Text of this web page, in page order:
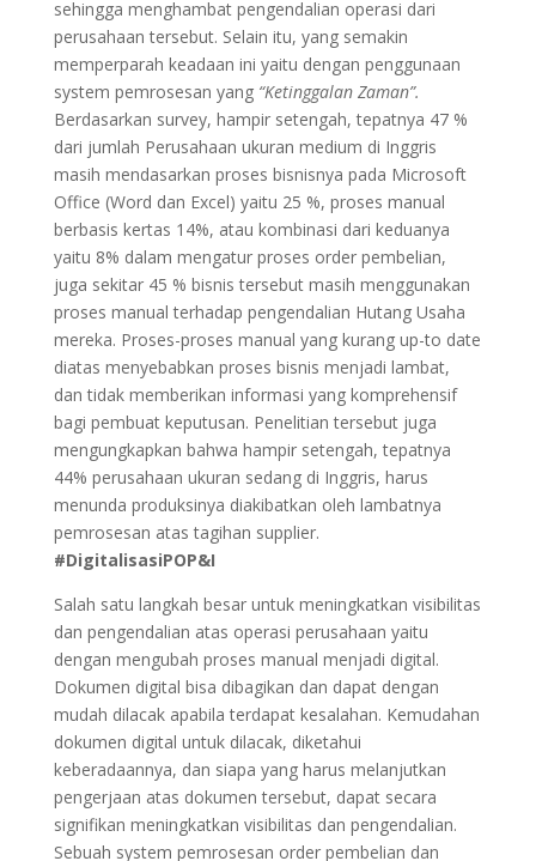
sehingga menghambat pengendalian operasi dari
perusahaan tersebut. Selain itu, yang semakin
memperparah keadaan ini yaitu dengan penggunaan
system pemrosesan yang “Ketinggalan Zaman”.
Berdasarkan survey, hampir setengah, tepatnya 47 %
dari jumlah Perusahaan ukuran medium di Inggris
masih mendasarkan proses bisnisnya pada Microsoft
Office (Word dan Excel) yaitu 25 %, proses manual
berbasis kertas 14%, atau kombinasi dari keduanya
yaitu 8% dalam mengatur proses order pembelian,
juga sekitar 45 % bisnis tersebut masih menggunakan
proses manual terhadap pengendalian Hutang Usaha
mereka. Proses-proses manual yang kurang up-to date
diatas menyebabkan proses bisnis menjadi lambat,
dan tidak memberikan informasi yang komprehensif
bagi pembuat keputusan. Penelitian tersebut juga
mengungkapkan bahwa hampir setengah, tepatnya
44% perusahaan ukuran sedang di Inggris, harus
menunda produksinya diakibatkan oleh lambatnya
pemrosesan atas tagihan supplier.
#DigitalisasiPOP&I
Salah satu langkah besar untuk meningkatkan visibilitas
dan pengendalian atas operasi perusahaan yaitu
dengan mengubah proses manual menjadi digital.
Dokumen digital bisa dibagikan dan dapat dengan
mudah dilacak apabila terdapat kesalahan. Kemudahan
dokumen digital untuk dilacak, diketahui
keberadaannya, dan siapa yang harus melanjutkan
pengerjaan atas dokumen tersebut, dapat secara
signifikan meningkatkan visibilitas dan pengendalian.
Sebuah system pemrosesan order pembelian dan